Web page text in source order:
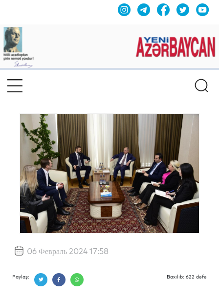
06 Февраль 2024 17:58
Paylaş: Baxılıb: 622 dəfə